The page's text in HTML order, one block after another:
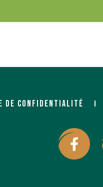
DE CONFIDENTIALITÉ